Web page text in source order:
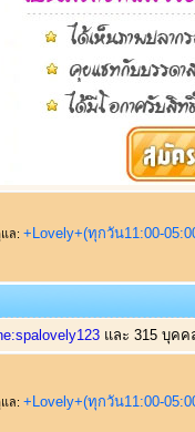
ล: +Lovely+(ทุกวัน11:00-
และ 315 บุคค
ล: +Lovely+(ทุกวัน11:00-